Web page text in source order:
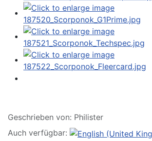
Geschrieben von: Philister
Auch verfügbar: